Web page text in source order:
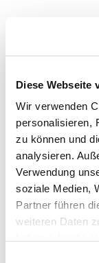
Diese Webseite
Wir verwenden
personalisieren,
zu können und
analysieren.
Verwendung
soziale Medien,
Partner führen
weiteren Daten